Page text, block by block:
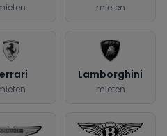
mieten
Lamborghini
mieten